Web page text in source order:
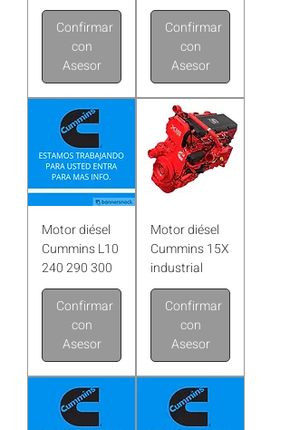
Confirmar
con
Asesor
Confirmar
con
Asesor
Motor diésel
Cummins L10
240 290 300
Confirmar
con
Asesor
Motor diésel
Cummins 15X
industrial
Confirmar
con
Asesor